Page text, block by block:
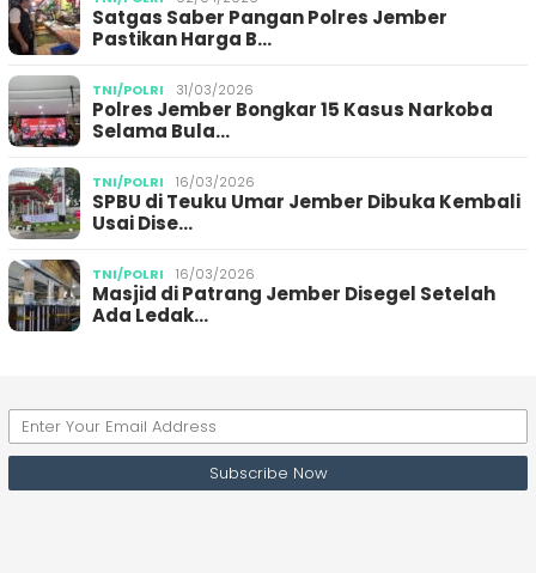
Satgas Saber Pangan Polres Jember
Pastikan Harga B…
TNI/POLRI 31/03/2026
Polres Jember Bongkar 15 Kasus Narkoba
Selama Bula…
TNI/POLRI 16/03/2026
SPBU di Teuku Umar Jember Dibuka Kembali
Usai Dise…
TNI/POLRI 16/03/2026
Masjid di Patrang Jember Disegel Setelah
Ada Ledak…